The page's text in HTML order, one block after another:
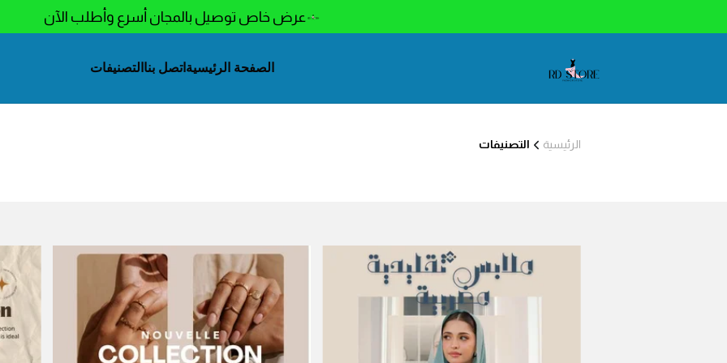
عرض خاص توصيل بالمجان أسرع وأطلب الآن
الصفحة الرئيسيةاتصل بناالتصنيفات
الرئيسية التصنيفات